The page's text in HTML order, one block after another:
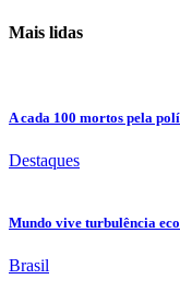
Mais lidas
A cada 100 mortos pela
Destaques
Mundo vive turbulência
Brasil